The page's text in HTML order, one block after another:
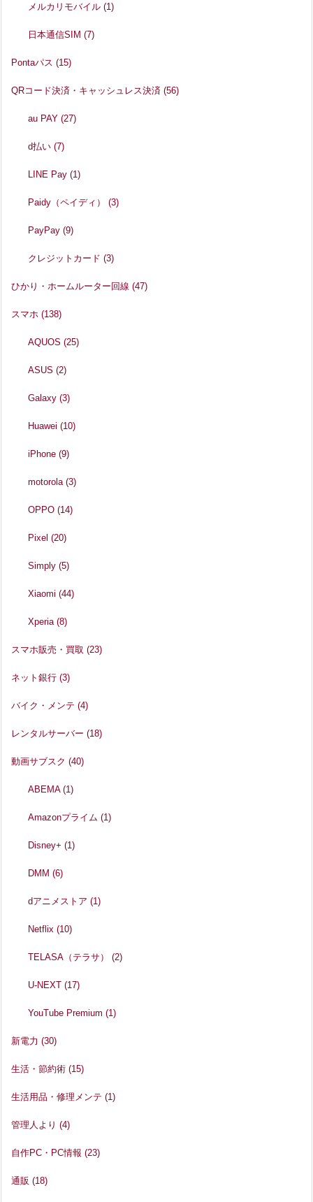
メルカリモバイル(1)
日本通信SIM(7)
Pontaパス (15)
QRコード決済・キャッシュレス決済 (56)
au PAY(27)
d払い(7)
LINE Pay(1)
Paidy（ペイディ）(3)
PayPay(9)
クレジットカード(3)
ひかり・ホームルーター回線 (47)
スマホ (138)
AQUOS(25)
ASUS(2)
Galaxy(3)
Huawei(10)
iPhone(9)
motorola(3)
OPPO(14)
Pixel(20)
Simply(5)
Xiaomi(44)
Xperia(8)
スマホ販売・買取 (23)
ネット銀行 (3)
バイク・メンテ (4)
レンタルサーバー (18)
動画サブスク (40)
ABEMA(1)
Amazonプライム(1)
Disney+(1)
DMM(6)
dアニメストア(1)
Netflix(10)
TELASA（テラサ）(2)
U-NEXT(17)
YouTube Premium(1)
新電力 (30)
生活・節約術 (15)
生活用品・修理メンテ (1)
管理人より (4)
自作PC・PC情報 (23)
通販 (18)